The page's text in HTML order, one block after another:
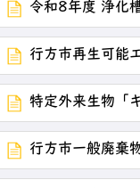
令和8年度 浄化
行方市再生可能
特定外来生物「
行方市一般廃棄